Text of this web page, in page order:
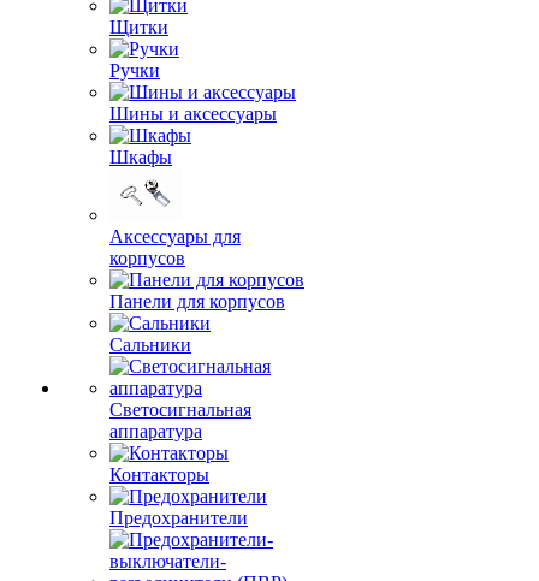
Щитки
Ручки
Шины и аксессуары
Шкафы
Аксессуары для
корпусов
Панели для корпусов
Сальники
Светосигнальная
аппаратура
Контакторы
Предохранители